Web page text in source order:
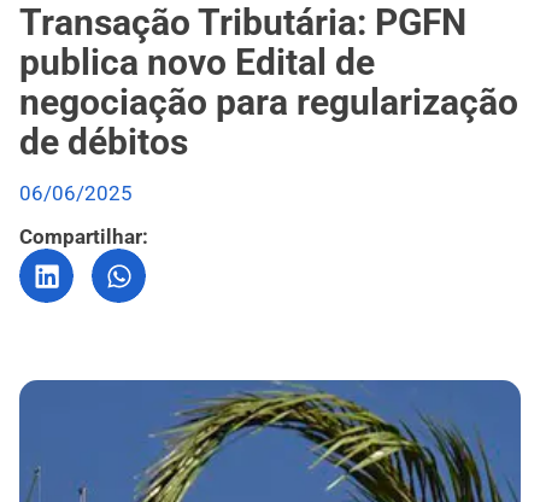
Transação Tributária: PGFN
publica novo Edital de
negociação para regularização
de débitos
06/06/2025
Compartilhar: